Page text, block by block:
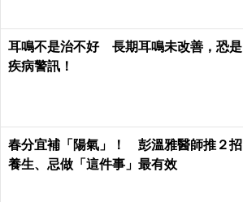
耳鳴不是治不好 長期耳鳴未改善，恐是
疾病警訊！
春分宜補「陽氣」！ 彭溫雅醫師推２招
養生、忌做「這件事」最有效